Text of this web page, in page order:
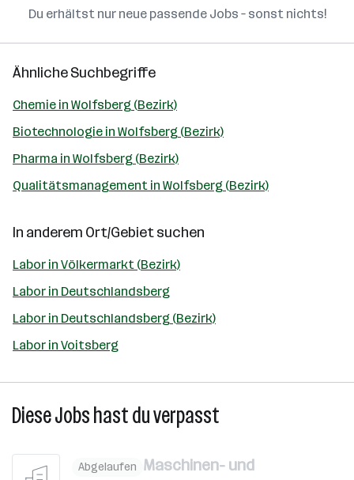
Du erhältst nur neue passende Jobs – sonst nichts!
Ähnliche Suchbegriffe
Chemie in Wolfsberg (Bezirk)
Biotechnologie in Wolfsberg (Bezirk)
Pharma in Wolfsberg (Bezirk)
Qualitätsmanagement in Wolfsberg (Bezirk)
In anderem Ort/Gebiet suchen
Labor in Völkermarkt (Bezirk)
Labor in Deutschlandsberg
Labor in Deutschlandsberg (Bezirk)
Labor in Voitsberg
Diese Jobs hast du verpasst
Abgelaufen Maschinen- und